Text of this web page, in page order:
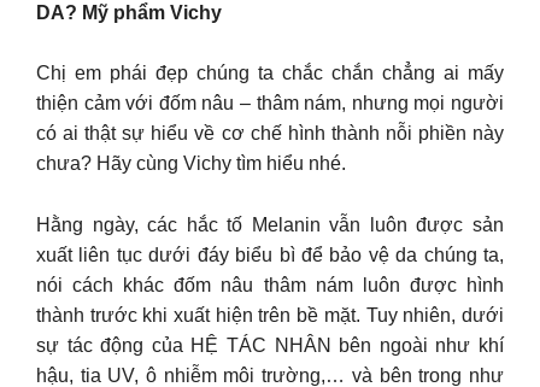
DA? Mỹ phẩm Vichy
Chị em phái đẹp chúng ta chắc chắn chẳng ai mấy
thiện cảm với đốm nâu – thâm nám, nhưng mọi người
có ai thật sự hiểu về cơ chế hình thành nỗi phiền này
chưa? Hãy cùng Vichy tìm hiểu nhé.
Hằng ngày, các hắc tố Melanin vẫn luôn được sản
xuất liên tục dưới đáy biểu bì để bảo vệ da chúng ta,
nói cách khác đốm nâu thâm nám luôn được hình
thành trước khi xuất hiện trên bề mặt. Tuy nhiên, dưới
sự tác động của HỆ TÁC NHÂN bên ngoài như khí
hậu, tia UV, ô nhiễm môi trường,… và bên trong như